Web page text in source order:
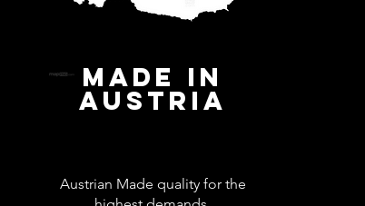
MADE IN
AUSTRIA
Austrian Made quality for the